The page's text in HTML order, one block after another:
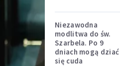
Niezawodna
modlitwa do św.
Szarbela. Po 9
dniach mogą dziać
się cuda